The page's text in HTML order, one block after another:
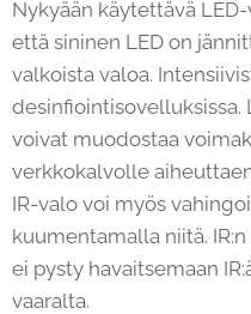
Nykyään käytettävä
että sininen LED on
valkoista valoa.
desinfiointisovelluksissa.
voivat muodostaa
verkkokalvolle
IR-valo voi myös
kuumentamalla niitä.
ei pysty havaitsemaan
vaaralta.